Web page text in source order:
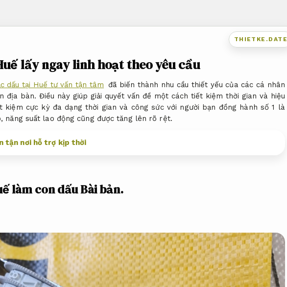
THIETKE.DATE
lấy ngay linh hoạt theo yêu cầu
dấu tại Huế tư vấn tận tâm
đã biến thành nhu cầu thiết yếu của các cá nhân
địa bàn. Điều này giúp giải quyết vấn đề một cách tiết kiệm thời gian và hiệu
kiệm cực kỳ đa dạng thời gian và công sức với người bạn đồng hành số 1 là
năng suất lao động cũng được tăng lên rõ rệt.
tận nơi hỗ trợ kịp thời
làm con dấuBài bản.